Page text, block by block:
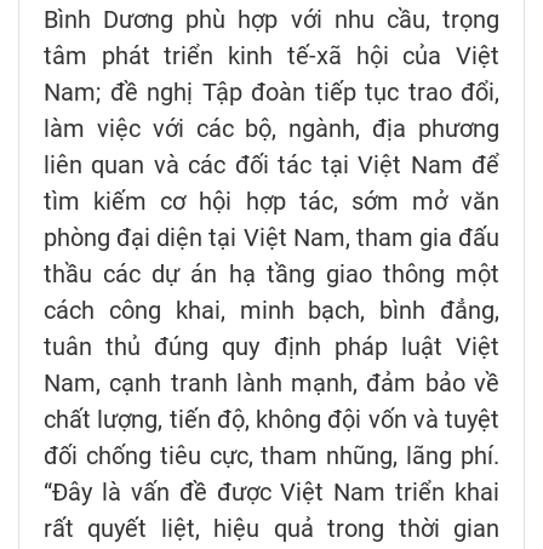
Bình Dương phù hợp với nhu cầu, trọng
tâm phát triển kinh tế-xã hội của Việt
Nam; đề nghị Tập đoàn tiếp tục trao đổi,
làm việc với các bộ, ngành, địa phương
liên quan và các đối tác tại Việt Nam để
tìm kiếm cơ hội hợp tác, sớm mở văn
phòng đại diện tại Việt Nam, tham gia đấu
thầu các dự án hạ tầng giao thông một
cách công khai, minh bạch, bình đẳng,
tuân thủ đúng quy định pháp luật Việt
Nam, cạnh tranh lành mạnh, đảm bảo về
chất lượng, tiến độ, không đội vốn và tuyệt
đối chống tiêu cực, tham nhũng, lãng phí.
“Đây là vấn đề được Việt Nam triển khai
rất quyết liệt, hiệu quả trong thời gian